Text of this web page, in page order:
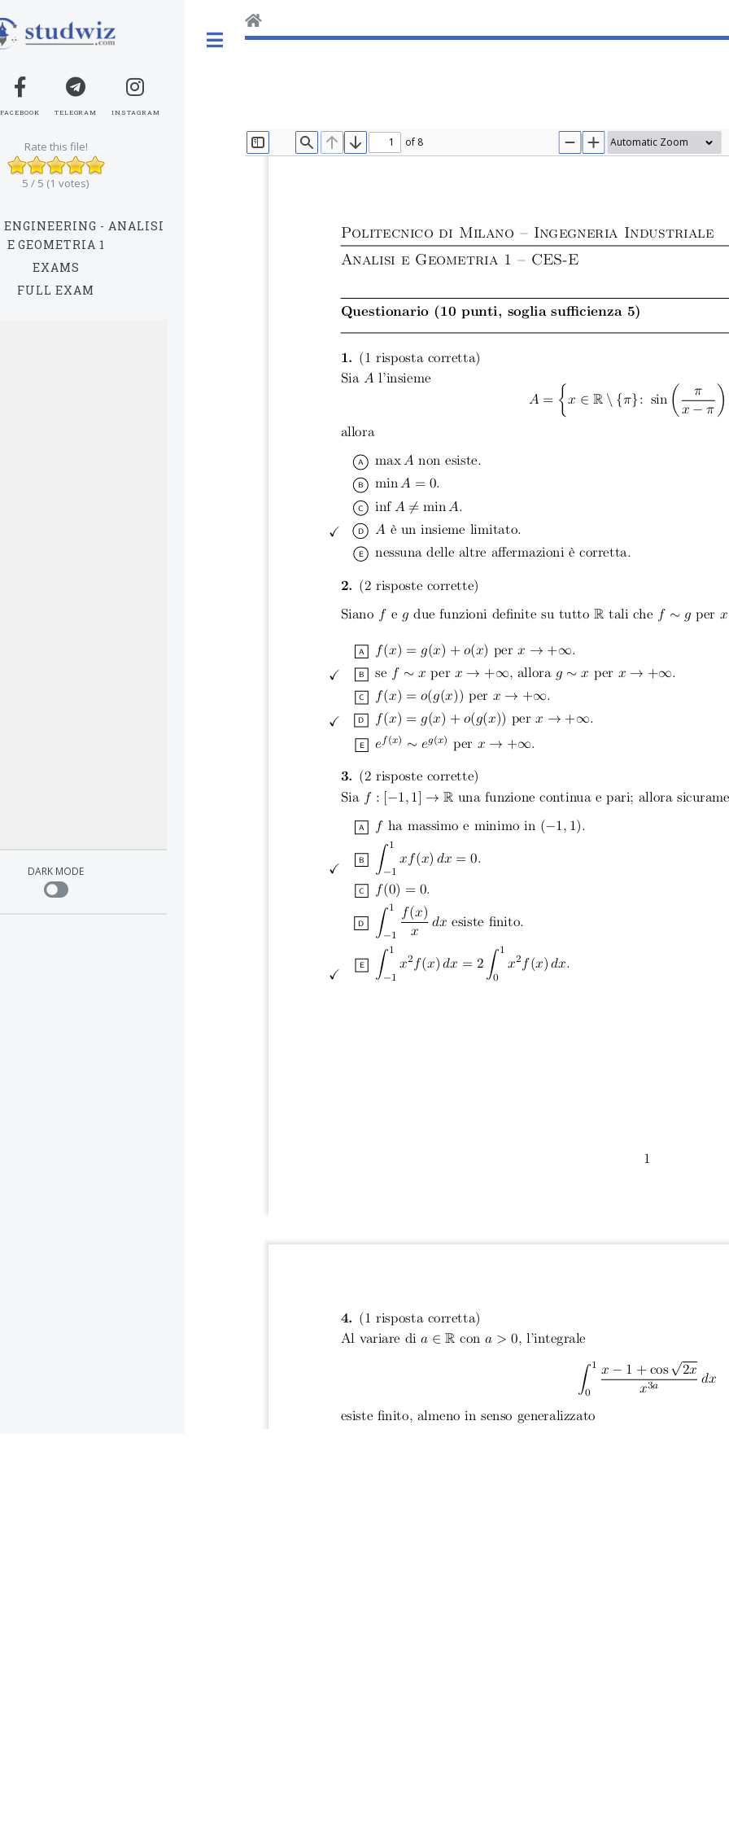
TOGGLE SIDEBAR
FINDPREVIOUS
NEXT of 8 ZOOM OUT
ZOOM IN
Politecnico di Milano – Ingegneria Industriale
Analisi e Geometria 1 – CES-E
Questionario (10 punti, soglia sufficienza 5)
1. (1 risposta corretta)
Sia A l’insieme
A =
x ∈ R \{ π} : sin
π
x − π
)
allora
A maxA non esiste.
B minA = 0.
C inf A = minA.
D A è un insieme limitato.
✓
E nessuna delle altre affermazioni è corretta.
2. (2 risposte corrette)
Siano f e g due funzioni definite su tutto R tali che f ∼ g per x
A f (x) = g(x) + o(x) per x → + ∞ .
B se f ∼ x per x → + ∞ , allora g ∼ x per x → +∞ .
✓
C f (x) = o(g(x)) per x → +∞ .
D f (x) = g(x) + o(g(x)) per x → + ∞ .
✓
E ef (x) ∼ eg(x) per x → +∞ .
3. (2 risposte corrette)
Sia f : [ − 1, 1] → R una funzione continua e pari; allora
A f ha massimo e minimo in (− 1, 1).
B
1
− 1
xf(x) dx = 0.
✓
C f (0) = 0.
D
1
− 1
f (x)
x
dx esiste finito.
E
1
− 1
x2 f (x) dx = 2
1
0
x2 f (x) dx.
✓
1
4. (1 risposta corretta)
Al variare di a ∈ R con a > 0, l’integrale
1
0
x − 1 + cos 2x
x3a dx
esiste finito, almeno in senso generalizzato
FACEBOOK TELEGRAM INSTAGRAM
Rate this file!
5 / 5 (1 votes)
ENGINEERING - ANALISI
E GEOMETRIA 1
EXAMS
FULL EXAM
DARK MODE
Toggle